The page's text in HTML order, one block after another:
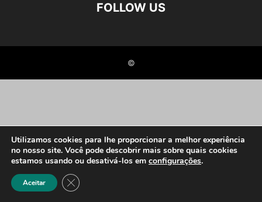
FOLLOW US
©
Utilizamos cookies para lhe proporcionar a melhor experiência
no nosso site. Você pode descobrir mais sobre quais cookies
estamos usando ou desativá-los em configurações.
Aceitar Close GDPR Cookie Banner